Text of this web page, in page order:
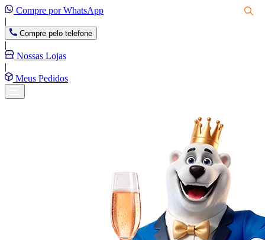
Compre por WhatsApp
|
Compre pelo telefone
|
Nossas Lojas
|
Meus Pedidos